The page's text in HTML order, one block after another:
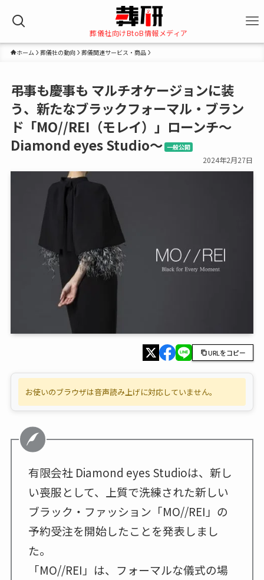
葬儀社向けBtoB情報メディア
ホーム 葬儀社の動向 葬儀関連サービス・商品
弔事も慶事も マルチオケージョンに装
う、新たなブラックフォーマル・ブラン
ド「MO//REI（モレイ）」ローンチ～
Diamond eyes Studio～ 一般公開
2024年2月27日
URLをコピー
お使いのブラウザは音声読み上げに対応していません。
有限会社 Diamond eyes Studioは、新し
い喪服として、上質で洗練された新しい
ブラック・ファッション「MO//REI」の
予約受注を開始したことを発表しまし
た。
「MO//REI」は、フォーマルな儀式の場